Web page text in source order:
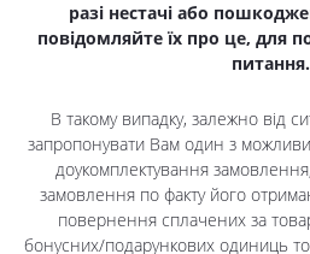
разі нестачі або
повідомляйте їх про це, для
питання.
В такому випадку, залежно від
запропонувати Вам один з
доукомплектування
замовлення по факту його
повернення сплачених за
бонусних/подарункових одиниць